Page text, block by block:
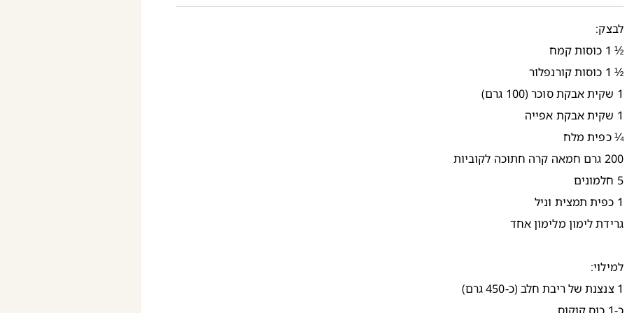
לבצק:
½ 1 כוסות קמח
½ 1 כוסות קורנפלור
1 שקית אבקת סוכר (100 גרם)
1 שקית אבקת אפייה
¼ כפית מלח
200 גרם חמאה קרה חתוכה לקוביות
5 חלמונים
1 כפית תמצית וניל
גרידת לימון מלימון אחד
למילוי:
1 צנצנת של ריבת חלב (כ-450 גרם)